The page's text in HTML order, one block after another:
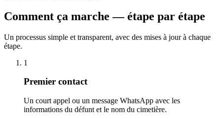
Comment ça marche — étape par étape
Un processus simple et transparent, avec des mises à jour à chaque
étape.
1
Premier contact
Un court appel ou un message WhatsApp avec les
informations du défunt et le nom du cimetière.